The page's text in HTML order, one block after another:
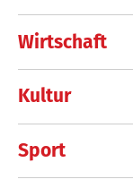
Wirtschaft
Kultur
Sport